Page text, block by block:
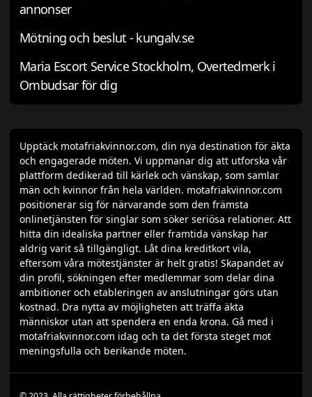
annonser
Mötning och beslut - kungalv.se
Maria Escort Service Stockholm, Overtedmerk i
Ombudsar för dig
Upptäck motafriakvinnor.com, din nya destination för äkta
och engagerade möten. Vi uppmanar dig att utforska vår
plattform dedikerad till kärlek och vänskap, som samlar
män och kvinnor från hela världen. motafriakvinnor.com
positionerar sig för närvarande som den främsta
onlinetjänsten för singlar som söker seriösa relationer. Att
hitta din idealiska partner eller framtida vänskap har
aldrig varit så tillgängligt. Låt dina kreditkort vila,
eftersom våra mötestjänster är helt gratis! Skapandet av
din profil, sökningen efter medlemmar som delar dina
ambitioner och etableringen av anslutningar görs utan
kostnad. Dra nytta av möjligheten att träffa äkta
människor utan att spendera en enda krona. Gå med i
motafriakvinnor.com idag och ta det första steget mot
meningsfulla och berikande möten.